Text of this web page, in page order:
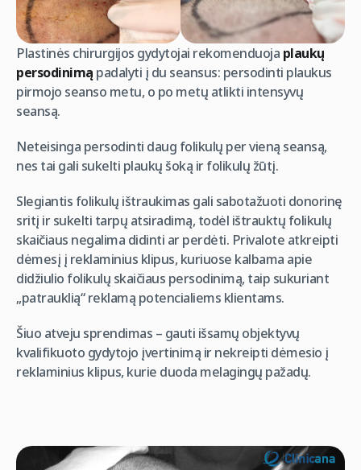
Plastinės chirurgijos gydytojai rekomenduoja plaukų
persodinimą padalyti į du seansus: persodinti plaukus
pirmojo seanso metu, o po metų atlikti intensyvų
seansą.
Neteisinga persodinti daug folikulų per vieną seansą,
nes tai gali sukelti plaukų šoką ir folikulų žūtį.
Slegiantis folikulų ištraukimas gali sabotažuoti donorinę
sritį ir sukelti tarpų atsiradimą, todėl ištrauktų folikulų
skaičiaus negalima didinti ar perdėti. Privalote atkreipti
dėmesį į reklaminius klipus, kuriuose kalbama apie
didžiulio folikulų skaičiaus persodinimą, taip sukuriant
„patrauklią“ reklamą potencialiems klientams.
Šiuo atveju sprendimas – gauti išsamų objektyvų
kvalifikuoto gydytojo įvertinimą ir nekreipti dėmesio į
reklaminius klipus, kurie duoda melagingų pažadų.